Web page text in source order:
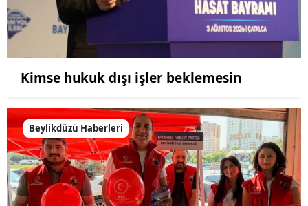
Kimse hukuk dışı işler beklemesin
Beylikdüzü Haberleri